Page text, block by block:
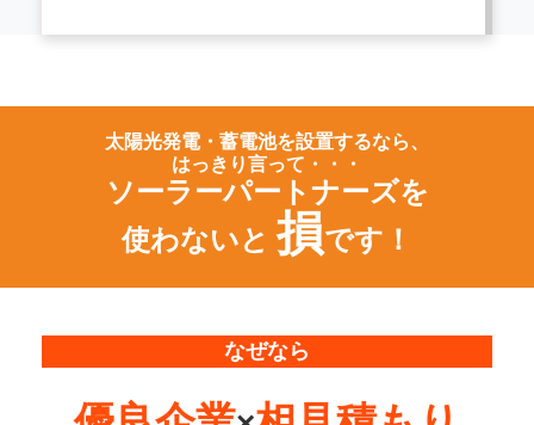
太陽光発電・蓄電池を設置するなら、
はっきり言って・・・
ソーラーパートナーズを
使わないと 損です！
なぜなら